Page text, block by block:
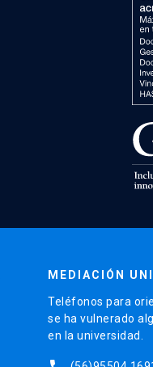
MEDIACIÓN
Teléfonos para
se ha vulnerado
en la universidad.